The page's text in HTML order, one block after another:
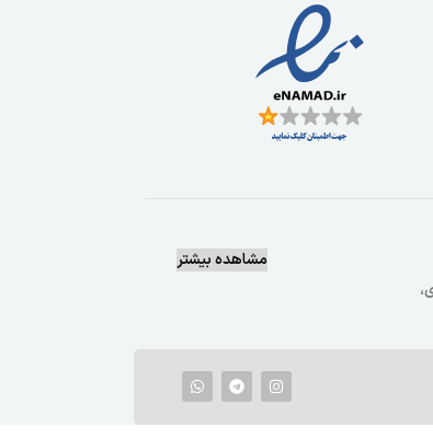
مشاهده بیشتر